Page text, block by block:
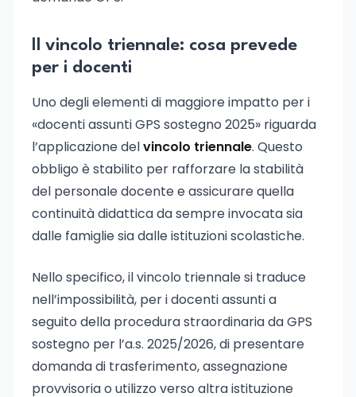
Il vincolo triennale: cosa prevede
per i docenti
Uno degli elementi di maggiore impatto per i
«docenti assunti GPS sostegno 2025» riguarda
l’applicazione delvincolo triennale. Questo
obbligo è stabilito per rafforzare la stabilità
del personale docente e assicurare quella
continuità didattica da sempre invocata sia
dalle famiglie sia dalle istituzioni scolastiche.
Nello specifico, il vincolo triennale si traduce
nell’impossibilità, per i docenti assunti a
seguito della procedura straordinaria da GPS
sostegno per l’a.s. 2025/2026, di presentare
domanda di trasferimento, assegnazione
provvisoria o utilizzo verso altra istituzione